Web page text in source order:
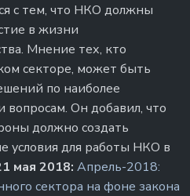
с тем, что НКО должны
в жизни
Мнение тех, кто
секторе, может быть
по наиболее
вопросам. Он добавил, что
должно создать
условия для работы НКО в
мая 2018: Апрель-2018:
сектора на фоне закона